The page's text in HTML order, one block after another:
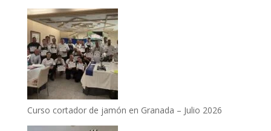
Curso cortador de jamón en Granada – Julio 2026